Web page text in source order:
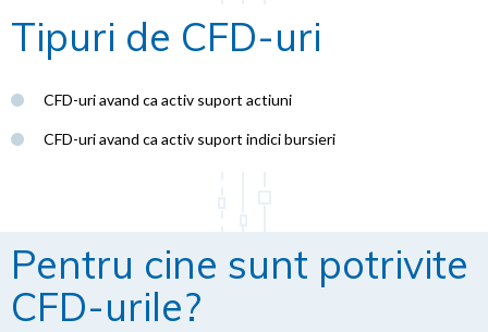
Tipuri de CFD-uri
CFD-uri avand ca activ suport actiuni
CFD-uri avand ca activ suport indici bursieri
Pentru cine sunt potrivite
CFD-urile?